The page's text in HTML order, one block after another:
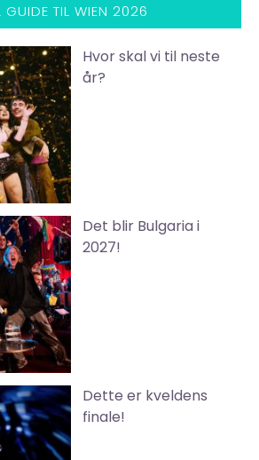
GUIDE TIL WIEN 2026
Hvor skal vi til neste
år?
Det blir Bulgaria i
2027!
Dette er kveldens
finale!